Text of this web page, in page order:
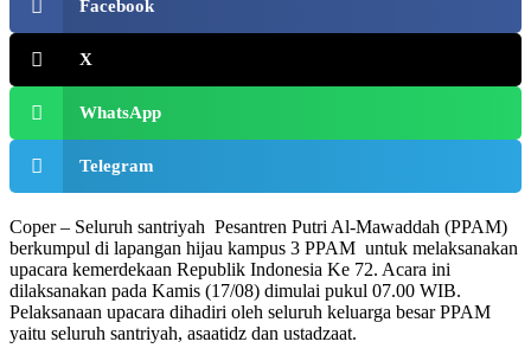
Facebook
X
WhatsApp
Telegram
Coper – Seluruh santriyah Pesantren Putri Al-Mawaddah (PPAM)
berkumpul di lapangan hijau kampus 3 PPAM untuk melaksanakan
upacara kemerdekaan Republik Indonesia Ke 72. Acara ini
dilaksanakan pada Kamis (17/08) dimulai pukul 07.00 WIB.
Pelaksanaan upacara dihadiri oleh seluruh keluarga besar PPAM
yaitu seluruh santriyah, asaatidz dan ustadzaat.